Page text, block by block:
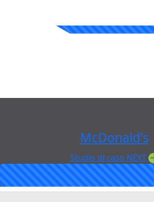
McDonald's
Studio di caso NEXT